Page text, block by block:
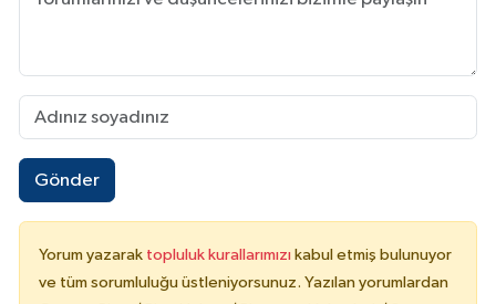
Gönder
Yorum yazarak topluluk kurallarımızı kabul etmiş bulunuyor
ve tüm sorumluluğu üstleniyorsunuz. Yazılan yorumlardan